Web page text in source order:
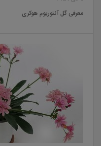
معرفی گل آنتوریوم هوکری